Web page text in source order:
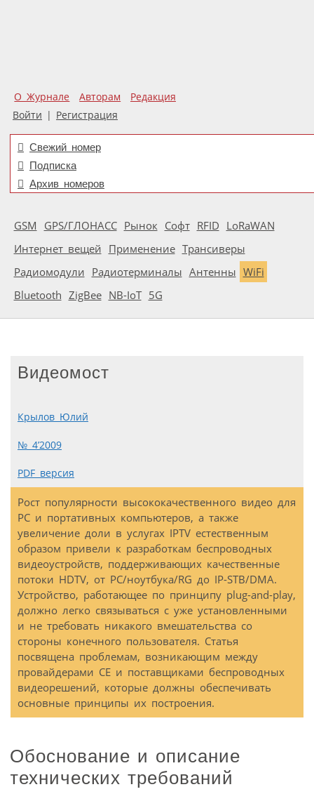
О Журнале Авторам
Редакция
Войти | Регистрация
Свежий номер
Подписка
Архив номеров
GSM GPS/ГЛОНАСС Рынок Софт RFID LoRaWAN
Интернет вещей Применение Трансиверы
Радиомодули Радиотерминалы Антенны WiFi
Bluetooth ZigBee NB-IoT 5G
Видеомост
Крылов Юлий
№ 4’2009
PDF версия
Рост популярности высококачественного видео для
PC и портативных компьютеров, а также
увеличение доли в услугах IPTV естественным
образом привели к разработкам беспроводных
видеоустройств, поддерживающих качественные
потоки HDTV, от PC/ноутбука/RG до IP-STB/DMA.
Устройство, работающее по принципу plug-and-play,
должно легко связываться с уже установленными
и не требовать никакого вмешательства со
стороны конечного пользователя. Статья
посвящена проблемам, возникающим между
провайдерами СЕ и поставщиками беспроводных
видеорешений, которые должны обеспечивать
основные принципы их построения.
Обоснование и описание
технических требований